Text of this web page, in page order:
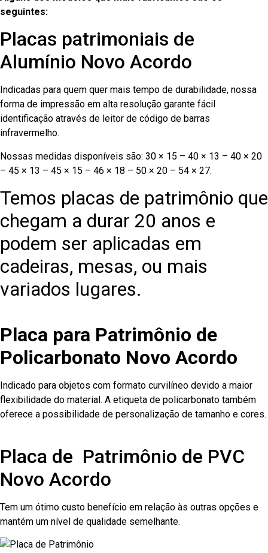
seguintes:
Placas patrimoniais de
Alumínio Novo Acordo
Indicadas para quem quer mais tempo de durabilidade, nossa
forma de impressão em alta resolução garante fácil
identificação através de leitor de código de barras
infravermelho.
Nossas medidas disponíveis são: 30 × 15 – 40 × 13 – 40 × 20
– 45 × 13 – 45 × 15 – 46 × 18 – 50 × 20 – 54 × 27.
Temos placas de patrimônio que
chegam a durar 20 anos e
podem ser aplicadas em
cadeiras, mesas, ou mais
variados lugares.
Placa para Patrimônio de
Policarbonato Novo Acordo
Indicado para objetos com formato curvilíneo devido a maior
flexibilidade do material. A etiqueta de policarbonato também
oferece a possibilidade de personalização de tamanho e cores.
Placa de Patrimônio de PVC
Novo Acordo
Tem um ótimo custo benefício em relação às outras opções e
mantém um nível de qualidade semelhante.